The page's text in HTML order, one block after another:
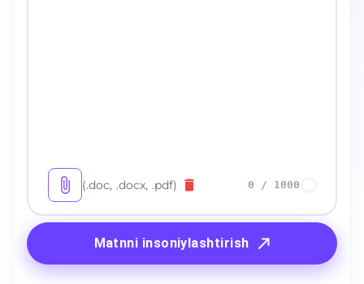
(.doc, .docx, .pdf) 0 / 1000
Matnni insoniylashtirish